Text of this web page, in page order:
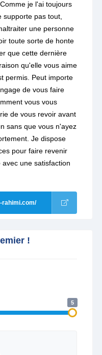
je l'ai toujours
pas tout,
une personne
toute sorte de honte
que cette dernière
qu'elle vous aime
permis. Peut importe
de vous faire
vous vous
de vous revoir avant
sans que vous n'ayez
Je dispose
pour faire revenir
une satisfaction
rahimi.com/
!
5